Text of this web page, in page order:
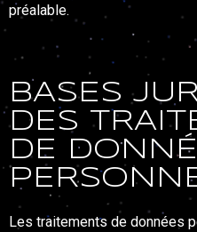
préalable.
BASES
DES
DE
Les traitements de données